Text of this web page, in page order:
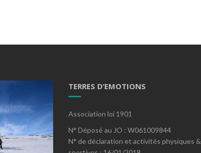
TERRES D’EMOTIONS
Association loi 1901
N° Déposé au JO : W061009844
N° de déclaration et activités physiques &